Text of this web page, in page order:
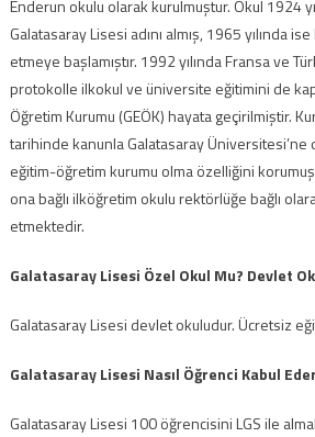
Enderun okulu olarak kurulmuştur. Okul 1924
Galatasaray Lisesi adını almış, 1965 yılında
etmeye başlamıştır. 1992 yılında Fransa ve
protokolle ilkokul ve üniversite eğitimini de
Öğretim Kurumu (GEÖK) hayata geçirilmiştir.
tarihinde kanunla Galatasaray
eğitim-öğretim kurumu olma özelliğini
ona bağlı ilköğretim okulu rektörlüğe bağlı
etmektedir.
Galatasaray Lisesi Özel Okul Mu? Devlet
Galatasaray Lisesi devlet okuludur. Ücretsiz
Galatasaray Lisesi Nasıl Öğrenci Kabul
Galatasaray Lisesi 100 öğrencisini LGS ile